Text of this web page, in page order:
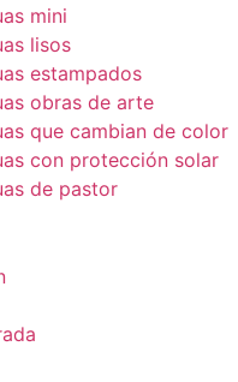
mini
lisos
estampados
obras de arte
que cambian de color
con protección solar
de pastor